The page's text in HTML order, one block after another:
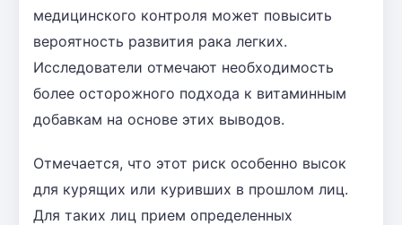
медицинского контроля может повысить
вероятность развития рака легких.
Исследователи отмечают необходимость
более осторожного подхода к витаминным
добавкам на основе этих выводов.
Отмечается, что этот риск особенно высок
для курящих или куривших в прошлом лиц.
Для таких лиц прием определенных